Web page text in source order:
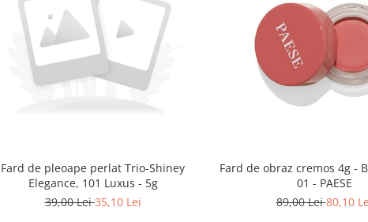
Fard de pleoape perlat Trio-Shiney
Elegance, 101 Luxus - 5g
39,00 Lei35,10 Lei
Fard de obraz cremos 4g -
01 - PAESE
89,00 Lei80,10